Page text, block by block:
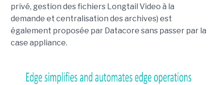
privé, gestion des fichiers Longtail Video à la
demande et centralisation des archives) est
également proposée par Datacore sans passer par la
case appliance.